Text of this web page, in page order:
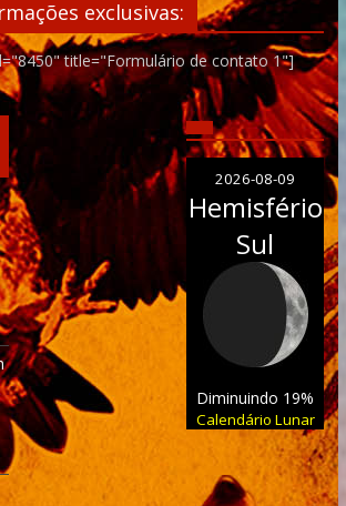
exclusivas:
title="Formulário de contato 1"]
2026-08-09
Hemisfério
Sul
Diminuindo 19%
Calendário Lunar